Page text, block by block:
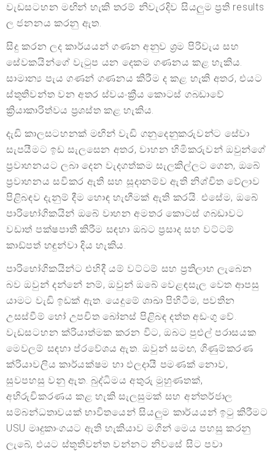
වැඩසටහන මඟින් හැකි තරම් නිවැරදිව සියලුම ප්‍රති results
ල ජනනය කරනු ඇත.
සිදු කරන ලද කාර්යයන් ගණන අනුව ශ්‍රම පිරිවැය සහ
සේවකයින්ගේ වැටුප යන දෙකම ගණනය කළ හැකිය.
සාමාන්‍ය පැය ගණන් ගණනය කිරීම ද කළ හැකි අතර, එයට
ස්තූතිවන්ත වන අතර ස්වයංක්‍රීය කොටස් ගබඩාවේ
ක්‍රියාකාරිත්වය ප්‍රශස්ත කළ හැකිය.
දැඩි කාලසටහනක් මඟින් වැඩි ගනුදෙනුකරුවන්ට සේවා
සැපයීමට ඉඩ සැලසෙන අතර, වාහන හිමිකරුවන් ඔවුන්ගේ
ප්‍රවාහනයට ලබා දෙන වැදගත්කම සැලකිල්ලට ගෙන, ඔබේ
ප්‍රවාහනය සවිකර ඇති සහ සූදානම්ව ඇති නිශ්චිත වේලාව
පිළිබඳව දැනුම් දීම හොඳ හැඟීමක් ඇති කරයි. එසේම, ඔබේ
පාරිභෝගිකයින් ඔබේ වාහන අමතර කොටස් ගබඩාවට
වඩාත් පක්ෂපාතී කිරීම සඳහා ඔබට ප්‍රසාද සහ වට්ටම්
කාඩ්පත් හඳුන්වා දිය හැකිය.
පාරිභෝගිකයින්ට එහිදී යම් වට්ටම් සහ ප්‍රතිලාභ ලැබෙන
බව ඔවුන් දන්නේ නම්, ඔවුන් ඔබේ වෙළඳසැල වෙත ආපසු
යාමට වැඩි ඉඩක් ඇත. යෙදුමේ ශාඛා පිහිටීම, පවතින
උසස්වීම් හෝ උපචිත බෝනස් පිළිබඳ දත්ත අඩංගු වේ.
වැඩසටහන ක්රියාත්මක කරන විට, ඔබට පුළුල් පරාසයක
මෙවලම් සඳහා ප්රවේශය ඇත. ඔවුන් සමඟ, ගිණුම්කරණ
ක්රියාවලිය කාර්යක්ෂම හා ඵලදායී පමණක් නොව,
සුවපහසු වනු ඇත. බුද්ධිමය අතුරු මුහුණතක්,
අභිරුචිකරණය කළ හැකි සැලසුමක් සහ අන්තර්ජාල
සම්බන්ධතාවයක් භාවිතයෙන් සියලුම කාර්යයන් ඉටු කිරීමට
USU මෘදුකාංගයට ඇති හැකියාව මගින් මෙය පහසු කරනු
ලැබේ, එයට ස්තූතිවන්ත වන්නට නිවසේ සිට පවා